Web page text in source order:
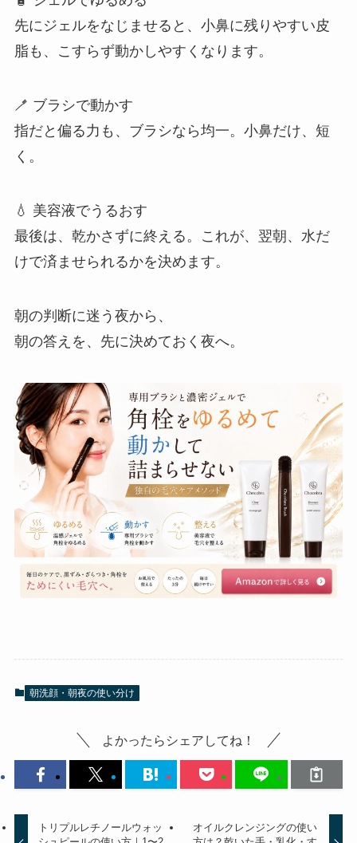
先にジェルをなじませると、小鼻に残りやすい皮
脂も、こすらず動かしやすくなります。
🪥 ブラシで動かす
指だと偏る力も、ブラシなら均一。小鼻だけ、短
く。
💧 美容液でうるおす
最後は、乾かさずに終える。これが、翌朝、水だ
けで済ませられるかを決めます。
朝の判断に迷う夜から、
朝の答えを、先に決めておく夜へ。
朝洗顔・朝夜の使い分け
よかったらシェアしてね！
トリプルレチノールウォッ
オイルクレンジングの使い